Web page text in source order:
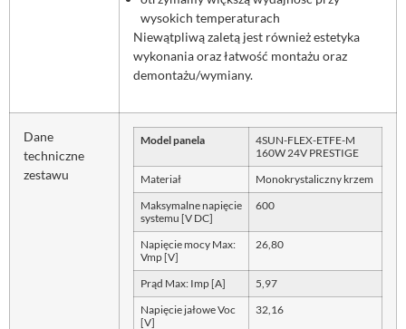
wysokich temperaturach
Niewątpliwą zaletą jest również estetyka
wykonania oraz łatwość montażu oraz
demontażu/wymiany.
Dane
techniczne
zestawu
Model panela
4SUN-FLEX-ETFE-M
160W 24V PRESTIGE
Materiał Monokrystaliczny krzem
Maksymalne napięcie
systemu [V DC]
600
Napięcie mocy Max:
Vmp [V]
26,80
Prąd Max: Imp [A] 5,97
Napięcie jałowe Voc
[V]
32,16